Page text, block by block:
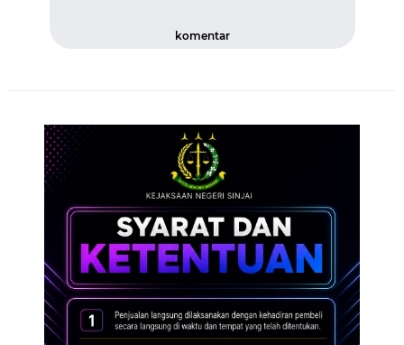
komentar